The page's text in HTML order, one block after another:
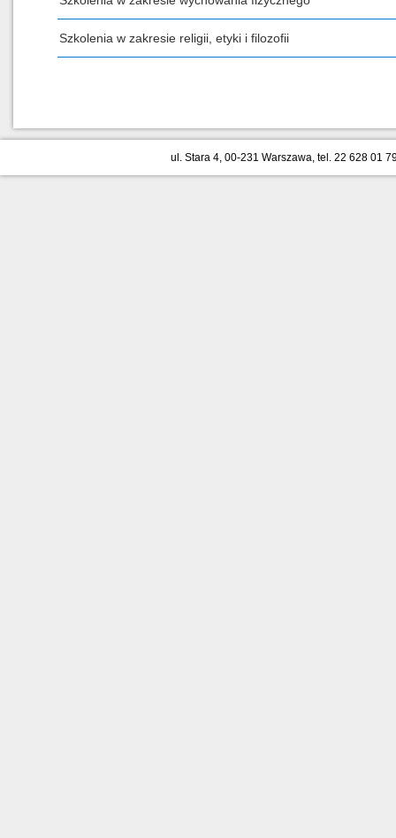
Szkolenia w zakresie religii, etyki i filozofii
ul. Stara 4, 00-231 Warszawa, tel. 22 628 01